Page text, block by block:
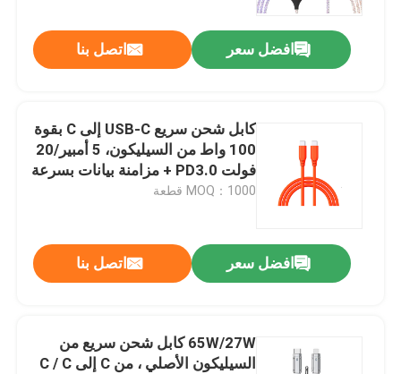
افضل سعر اتصل بنا
كابل شحن سريع USB-C إلى C بقوة
100 واط من السيليكون، 5 أمبير/20
فولت PD3.0 + مزامنة بيانات بسرعة
480 ميجابت في الثانية، سلك ناعم
MOQ：1000 قطعة
افضل سعر اتصل بنا
65W/27W كابل شحن سريع من
السيليكون الأصلي ، من C إلى C / C